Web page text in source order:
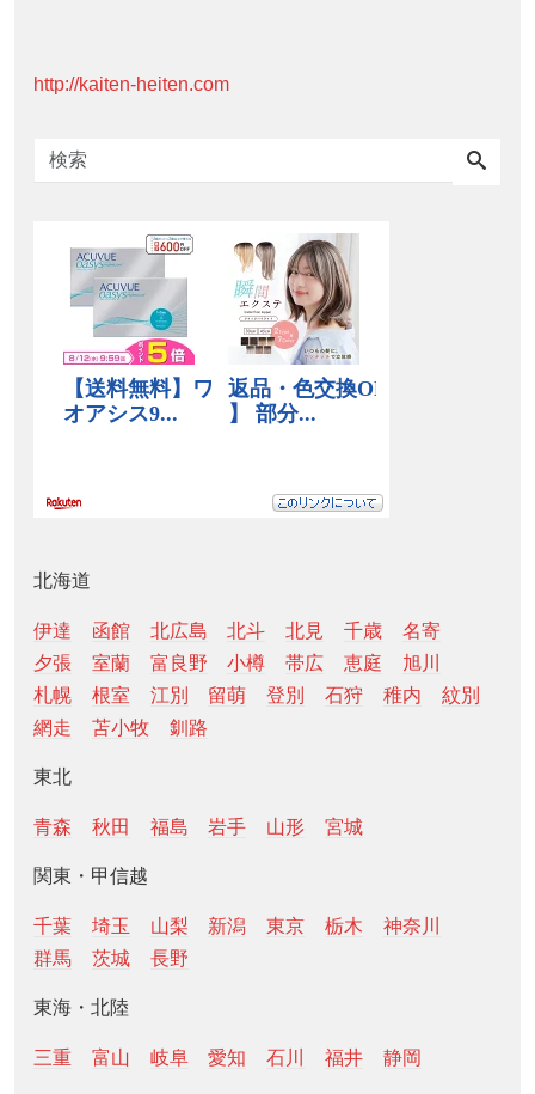
http://kaiten-heiten.com
北海道
伊達 函館 北広島 北斗 北見 千歳
名寄
夕張
室蘭 富良野 小樽 帯広 恵庭
旭川
札幌
根室 江別 留萌 登別 石狩 稚内
紋別
網走
苫小牧 釧路
東北
青森 秋田 福島 岩手 山形 宮城
関東・甲信越
千葉 埼玉 山梨 新潟 東京 栃木
神奈川
群馬
茨城 長野
東海・北陸
三重 富山 岐阜 愛知 石川 福井 静岡